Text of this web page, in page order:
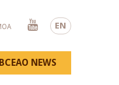
EN
Youtube
BCEAO NEWS